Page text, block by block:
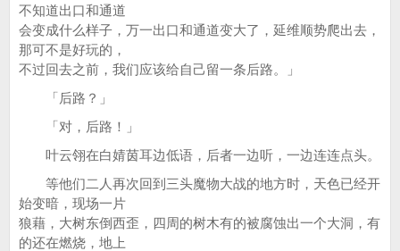
不知道出口和通道
会变成什么样子，万一出口和通道变大了，延维顺势爬出去，
那可不是好玩的，
不过回去之前，我们应该给自己留一条后路。」
「后路？」
「对，后路！」
叶云翎在白婧茵耳边低语，后者一边听，一边连连点头。
等他们二人再次回到三头魔物大战的地方时，天色已经开
始变暗，现场一片
狼藉，大树东倒西歪，四周的树木有的被腐蚀出一个大洞，有
的还在燃烧，地上